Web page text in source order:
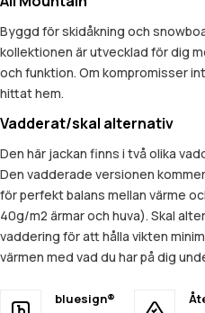
Byggd för skidåkning och
kollektionen är utvecklad för dig
och funktion. Om kompromisser
hittat hem.
Vadderat/skal alternativ
Den här jackan finns i två olika
Den vadderade versionen
för perfekt balans mellan värme
40g/m2 ärmar och huva). Skal
vaddering för att hålla vikten
värmen med vad du har på dig
bluesign®